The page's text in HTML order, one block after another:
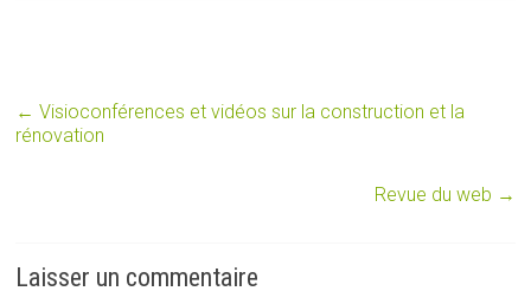
← Visioconférences et vidéos sur la construction et la
rénovation
Revue du web →
Laisser un commentaire